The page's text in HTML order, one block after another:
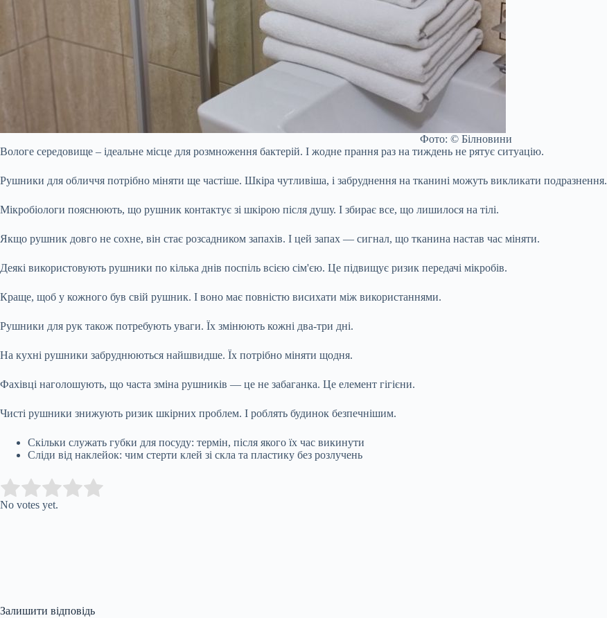
Фото: © Білновини
Вологе середовище – ідеальне місце для розмноження бактерій. І жодне прання раз на тиждень не рятує ситуацію.
Рушники для обличчя потрібно міняти ще частіше. Шкіра чутливіша, і забруднення на тканині можуть викликати подразнення.
Мікробіологи пояснюють, що рушник контактує зі шкірою після душу. І збирає все, що лишилося на тілі.
Якщо рушник довго не сохне, він стає розсадником запахів. І цей запах — сигнал, що тканина настав час міняти.
Деякі використовують рушники по кілька днів поспіль всією сім'єю. Це підвищує ризик передачі мікробів.
Краще, щоб у кожного був свій рушник. І воно має повністю висихати між використаннями.
Рушники для рук також потребують уваги. Їх змінюють кожні два-три дні.
На кухні рушники забруднюються найшвидше. Їх потрібно міняти щодня.
Фахівці наголошують, що часта зміна рушників — це не забаганка. Це елемент гігієни.
Чисті рушники знижують ризик шкірних проблем. І роблять будинок безпечнішим.
Скільки служать губки для посуду: термін, після якого їх час викинути
Сліди від наклейок: чим стерти клей зі скла та пластику без розлучень
Rate this item:
No votes yet.
Залишити відповідь